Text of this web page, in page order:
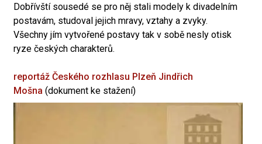
Dobřívští sousedé se pro něj stali modely k divadelním
postavám, studoval jejich mravy, vztahy a zvyky.
Všechny jím vytvořené postavy tak v sobě nesly otisk
ryze českých charakterů.
reportáž Českého rozhlasu Plzeň Jindřich
Mošna (dokument ke stažení)